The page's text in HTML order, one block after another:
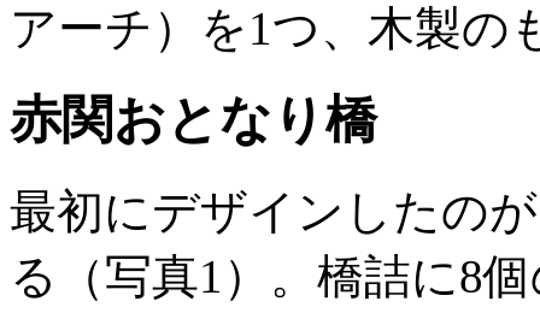
アーチ）を1つ、木製の
赤関おとなり橋
最初にデザインしたの
る（写真1）。橋詰に8